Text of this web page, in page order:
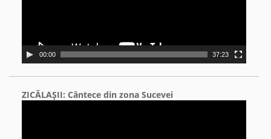
00:00 37:23
ZICĂLAŞII: Cântece din zona Sucevei